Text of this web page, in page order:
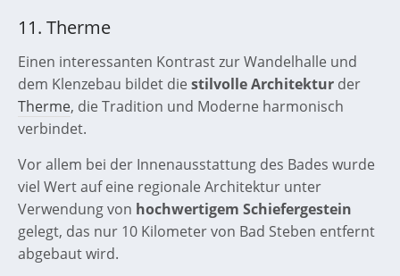
11. Therme
Einen interessanten Kontrast zur Wandelhalle und
dem Klenzebau bildet die stilvolle Architektur der
Therme, die Tradition und Moderne harmonisch
verbindet.
Vor allem bei der Innenausstattung des Bades wurde
viel Wert auf eine regionale Architektur unter
Verwendung von hochwertigem Schiefergestein
gelegt, das nur 10 Kilometer von Bad Steben entfernt
abgebaut wird.